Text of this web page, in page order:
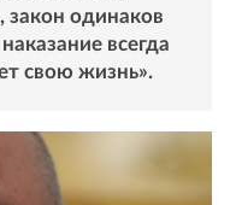
закон одинаков
всегда
свою жизнь».